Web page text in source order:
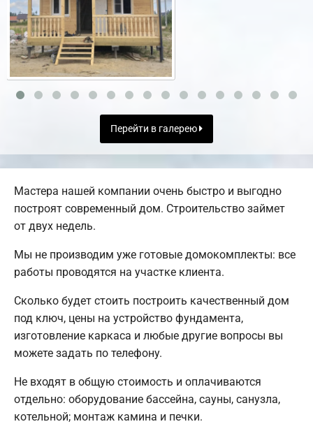
Перейти в галерею
Мастера нашей компании очень быстро и выгодно
построят современный дом. Строительство займет
от двух недель.
Мы не производим уже готовые домокомплекты: все
работы проводятся на участке клиента.
Сколько будет стоить построить качественный дом
под ключ, цены на устройство фундамента,
изготовление каркаса и любые другие вопросы вы
можете задать по телефону.
Не входят в общую стоимость и оплачиваются
отдельно: оборудование бассейна, сауны, санузла,
котельной; монтаж камина и печки.